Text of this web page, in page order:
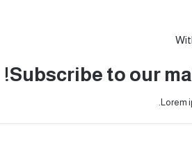
Subscribe to our
Lorem